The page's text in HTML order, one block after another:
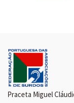
Praceta Miguel